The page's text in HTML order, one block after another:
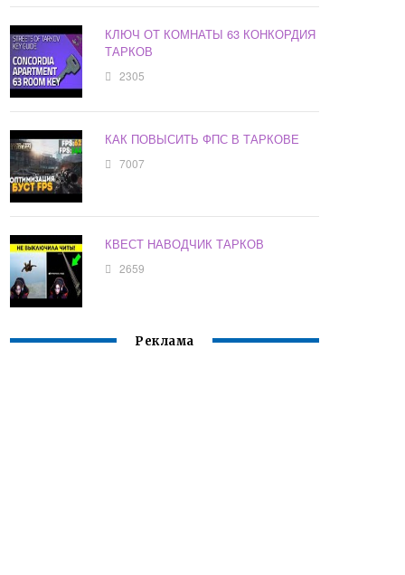
КЛЮЧ ОТ КОМНАТЫ 63 КОНКОРДИЯ
ТАРКОВ
2305
КАК ПОВЫСИТЬ ФПС В ТАРКОВЕ
7007
КВЕСТ НАВОДЧИК ТАРКОВ
2659
Реклама